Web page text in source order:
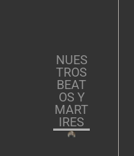
NUES
TROS
BEAT
OS Y
MART
IRES